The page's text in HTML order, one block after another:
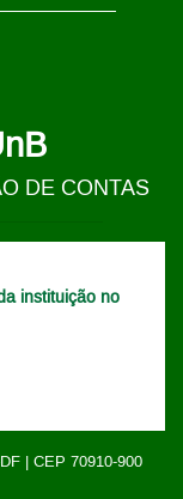
instituição no
| CEP 70910-900
DE CONTAS